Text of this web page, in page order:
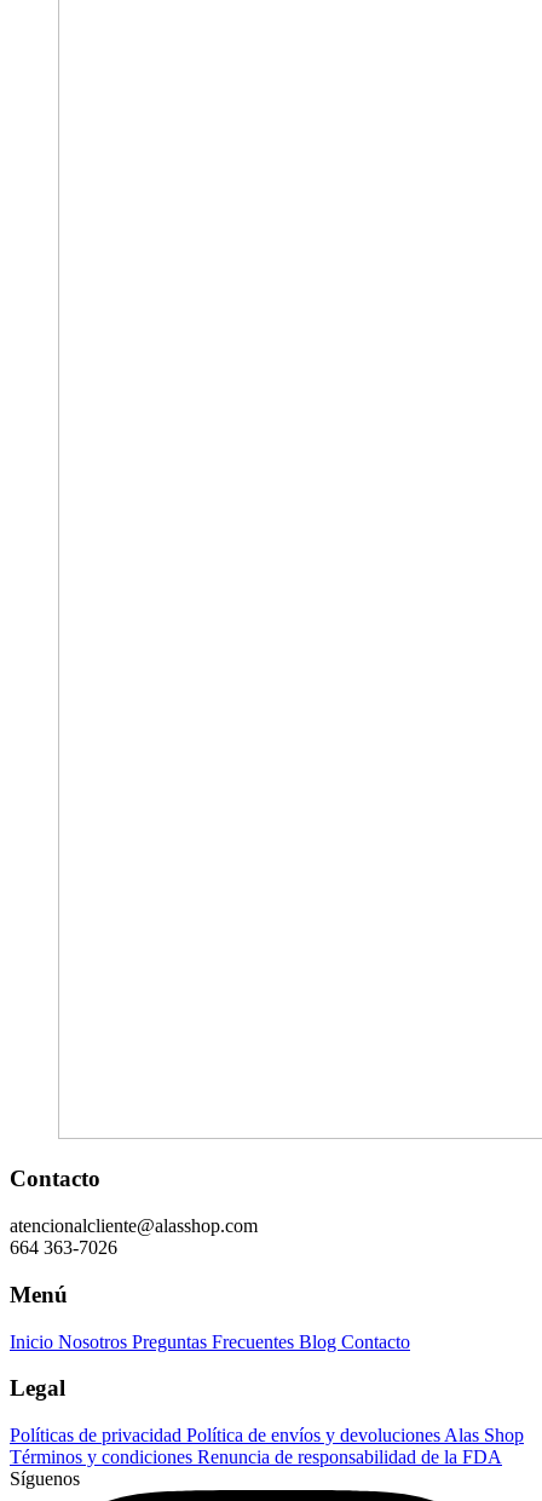
Contacto
atencionalcliente@alasshop.com
664 363-7026
Menú
Inicio Nosotros Preguntas Frecuentes Blog Contacto
Legal
Políticas de privacidad Política de envíos y devoluciones Alas Shop
Términos y condiciones Renuncia de responsabilidad de la FDA
Síguenos